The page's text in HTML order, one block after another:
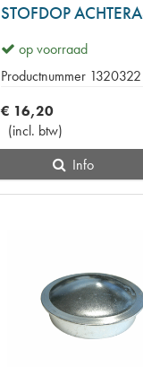
STOFDOP
op voorraad
Productnummer 1320322
€ 16,20
(incl. btw)
Info